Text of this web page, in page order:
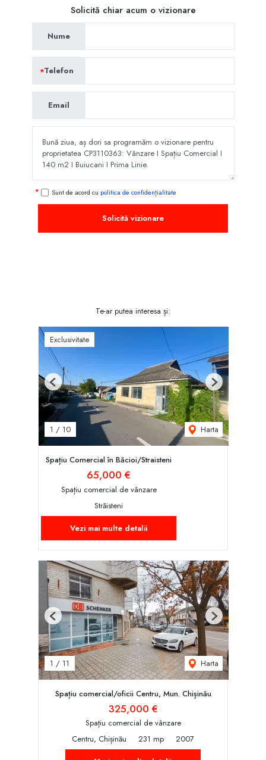
Solicită chiar acum o vizionare
Nume
Telefon
Email
Sunt de acord cu politica de confidențialitate
Solicită vizionare
Te-ar putea interesa și:
Exclusivitate
1 / 10 Harta
Previous Next
Spațiu Comercial în Băcioi/Straisteni
65,000 €
Spațiu comercial de vânzare
Străisteni
Vezi mai multe detalii
1 / 11 Harta
Previous Next
Spațiu comercial/oficii Centru, Mun. Chișinău
325,000 €
Spațiu comercial de vânzare
Centru, Chișinău
231 mp
2007